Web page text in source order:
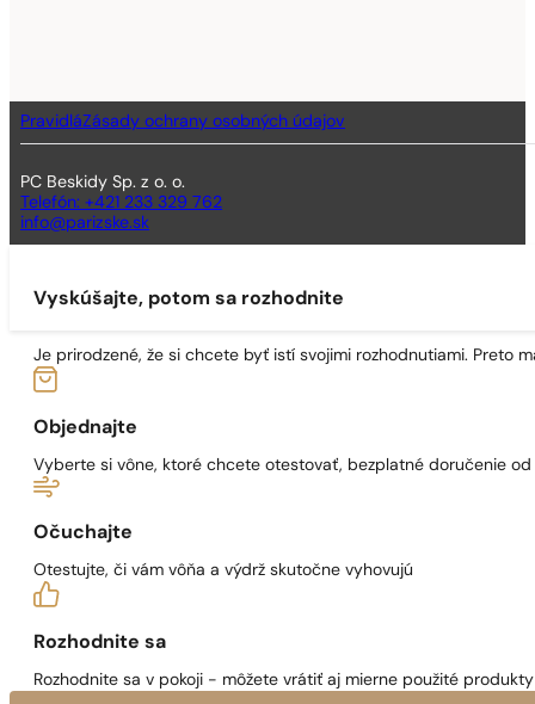
PravidláZásady ochrany osobných údajov
PC Beskidy Sp. z o. o.
Telefón: +421 233 329 762
info@parizske.sk
Vyskúšajte, potom sa rozhodnite
Je prirodzené, že si chcete byť istí svojimi rozhodnutiami. Preto
Objednajte
Vyberte si vône, ktoré chcete otestovať, bezplatné doručenie
Očuchajte
Otestujte, či vám vôňa a výdrž skutočne vyhovujú
Rozhodnite sa
Rozhodnite sa v pokoji - môžete vrátiť aj mierne použité